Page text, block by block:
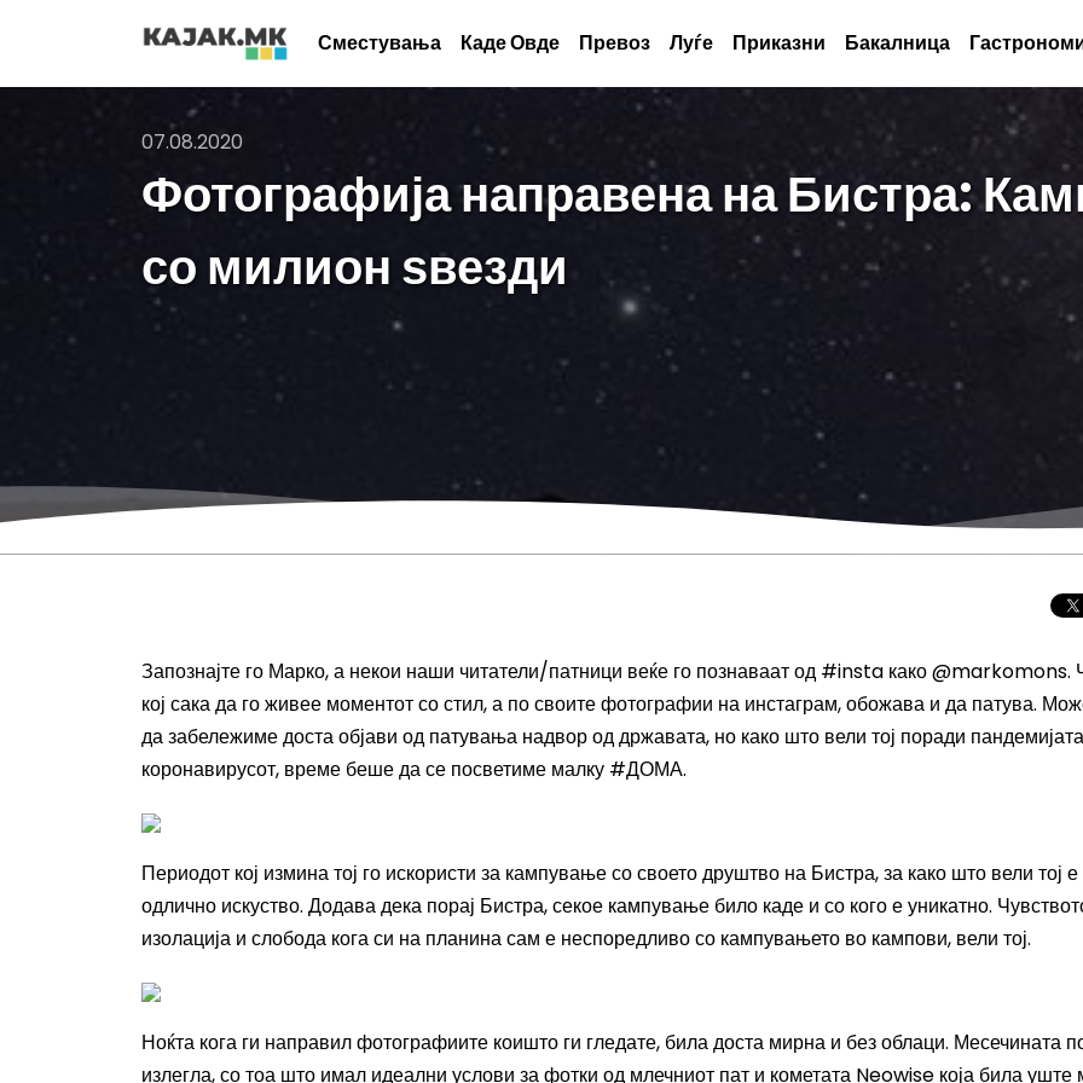
Сместувања Каде Овде Превоз Луѓе Приказни Бакалница
07.08.2020
Фотографија направена на Бистра:
со милион ѕвезди
Запознајте го Марко, а некои наши читатели/патници веќе го познаваат од #insta како @markomons.
кој сака да го живее моментот со стил, а по своите фотографии на инстаграм, обожава и да патува.
да забележиме доста објави од патувања надвор од државата, но како што вели тој поради
коронавирусот, време беше да се посветиме малку #ДОМА.
Периодот кој измина тој го искористи за кампување со своето друштво на Бистра, за како што вели тој е
одлично искуство. Додава дека порај Бистра, секое кампување било каде и со кого е уникатно.
изолација и слобода кога си на планина сам е неспоредливо со кампувањето во кампови, вели тој.
Ноќта кога ги направил фотографиите коишто ги гледате, била доста мирна и без облаци. Месечината
излегла, со тоа што имал идеални услови за фотки од млечниот пат и кометата Neowise која била уште
во Европа